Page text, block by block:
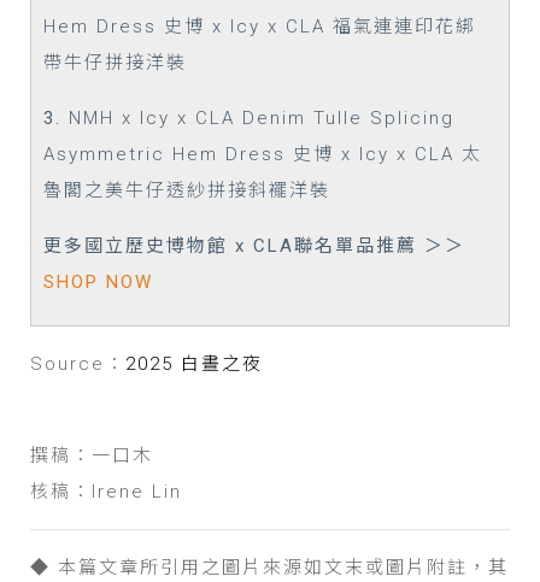
Hem Dress 史博 x Icy x CLA 福氣連連印花綁
帶牛仔拼接洋裝
3. NMH x Icy x CLA Denim Tulle Splicing
Asymmetric Hem Dress 史博 x Icy x CLA 太
魯閣之美牛仔透紗拼接斜襬洋裝
更多 國立歷史博物館 x CLA聯名 單品推薦 ＞＞
SHOP NOW
Source： 2025 白晝之夜
撰稿：一口木
核稿：Irene Lin
◆ 本篇文章所引用之圖片來源如文末或圖片附註，其